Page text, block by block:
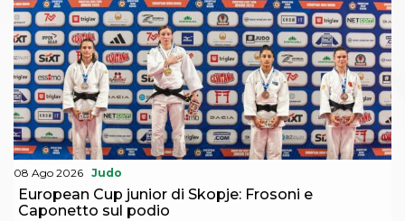
08 Ago 2026 Judo
European Cup junior di Skopje: Frosoni e
Caponetto sul podio